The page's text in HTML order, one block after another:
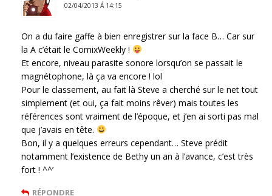
02/04/2013 Á 14:15
On a du faire gaffe à bien enregistrer sur la face B… Car sur
la A c’était le ComixWeekly !
Et encore, niveau parasite sonore lorsqu’on se passait le
magnétophone, là ça va encore ! lol
Pour le classement, au fait là Steve a cherché sur le net tout
simplement (et oui, ça fait moins rêver) mais toutes les
références sont vraiment de l’époque, et j’en ai sorti pas mal
que j’avais en tête.
Bon, il y a quelques erreurs cependant… Steve prédit
notamment l’existence de Bethy un an à l’avance, c’est très
fort ! ^^’
RÉPONDRE